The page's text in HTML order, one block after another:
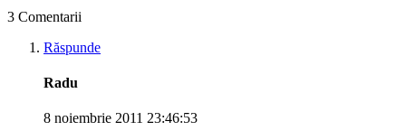
3 Comentarii
Răspunde
Radu
8 noiembrie 2011 23:46:53